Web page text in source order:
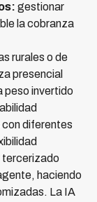
gestionar
la cobranza
rurales o de
presencial
peso invertido
diferentes
tercerizado
haciendo
La IA